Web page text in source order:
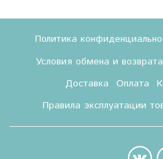
Политика
Условия обмена и возврата
Доставка Оплата
Правила эксплуатации